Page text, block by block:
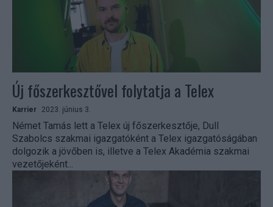
Új főszerkesztővel folytatja a Telex
Karrier 2023. június 3.
Német Tamás lett a Telex új főszerkesztője, Dull
Szabolcs szakmai igazgatóként a Telex igazgatóságában
dolgozik a jövőben is, illetve a Telex Akadémia szakmai
vezetőjeként...